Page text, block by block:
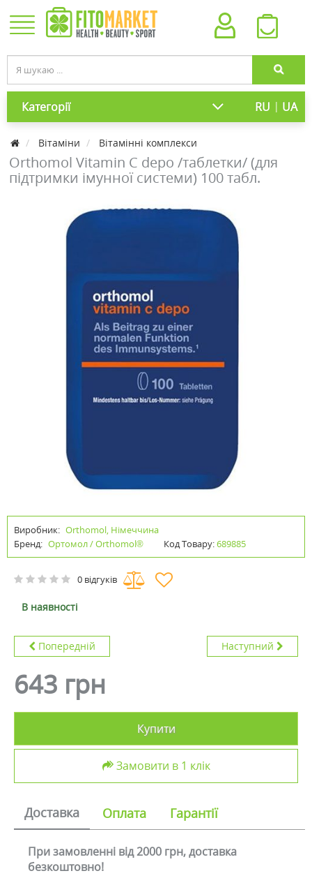
Категорії RU | UA
Вітаміни Вітамінні комплекси
Orthomol Vitamin C depo /таблетки/ (для
підтримки імунної системи) 100 табл.
Виробник: Orthomol, Німеччина
Бренд: Ортомол / Orthomol® Код Товару:689885
0 відгуків
В наявності
Попередній Наступний
643 грн
Купити
Замовити в 1 клік
Доставка Оплата Гарантії
При замовленні від 2000 грн, доставка
безкоштовно!